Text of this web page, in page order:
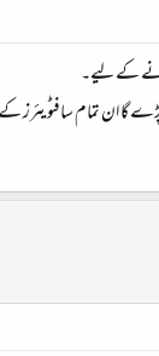
کے لیے۔
پڑے گا ان تمام